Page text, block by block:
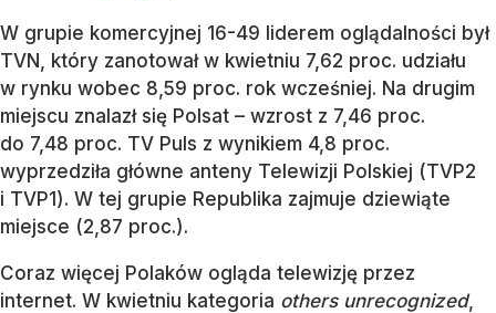
W grupie komercyjnej 16-49 liderem oglądalności był
TVN, który zanotował w kwietniu 7,62 proc. udziału
w rynku wobec 8,59 proc. rok wcześniej. Na drugim
miejscu znalazł się Polsat – wzrost z 7,46 proc.
do 7,48 proc. TV Puls z wynikiem 4,8 proc.
wyprzedziła główne anteny Telewizji Polskiej (TVP2
i TVP1). W tej grupie Republika zajmuje dziewiąte
miejsce (2,87 proc.).
Coraz więcej Polaków ogląda telewizję przez
internet. W kwietniu kategoria others unrecognized,